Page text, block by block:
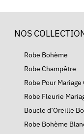
NOS
Robe Bohème
Robe Champêtre
Robe Pour
Robe Fleurie
Boucle d’Oreille
Robe Bohème